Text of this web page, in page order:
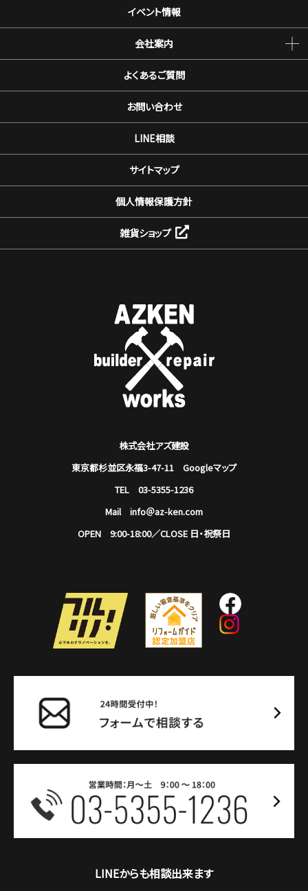
イベント情報
会社案内
よくあるご質問
お問い合わせ
LINE相談
サイトマップ
個人情報保護方針
雑貨ショップ
株式会社アズ建設
東京都杉並区永福3-47-11 Googleマップ
TEL 03-5355-1236
Mail info＠az-ken.com
OPEN 9:00-18:00／CLOSE 日・祝祭日
LINEからも相談出来ます